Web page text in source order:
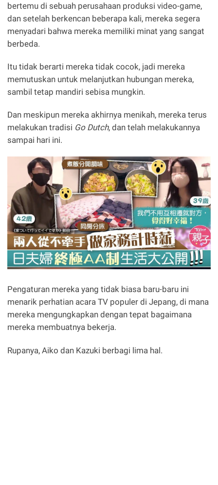
bertemu di sebuah perusahaan produksi video-game,
dan setelah berkencan beberapa kali, mereka segera
menyadari bahwa mereka memiliki minat yang sangat
berbeda.
Itu tidak berarti mereka tidak cocok, jadi mereka
memutuskan untuk melanjutkan hubungan mereka,
sambil tetap mandiri sebisa mungkin.
Dan meskipun mereka akhirnya menikah, mereka terus
melakukan tradisi Go Dutch, dan telah melakukannya
sampai hari ini.
Pengaturan mereka yang tidak biasa baru-baru ini
menarik perhatian acara TV populer di Jepang, di mana
mereka mengungkapkan dengan tepat bagaimana
mereka membuatnya bekerja.
Rupanya, Aiko dan Kazuki berbagi lima hal.